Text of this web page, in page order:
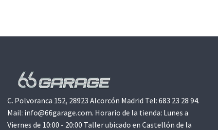
C. Polvoranca 152, 28923 Alcorcón Madrid Tel: 683 23 28 94.
Mail: info@66garage.com. Horario de la tienda: Lunes a
Viernes de 10:00 - 20:00 Taller ubicado en Castellón de la